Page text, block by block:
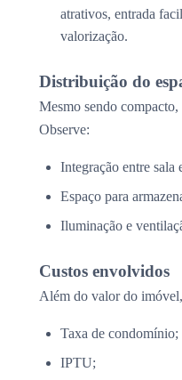
atrativos, entrada
valorização.
Distribuição do
Mesmo sendo
Observe:
Integração entre sala
Espaço para
Iluminação e
Custos envolvidos
Além do valor do
Taxa de condomínio;
IPTU;